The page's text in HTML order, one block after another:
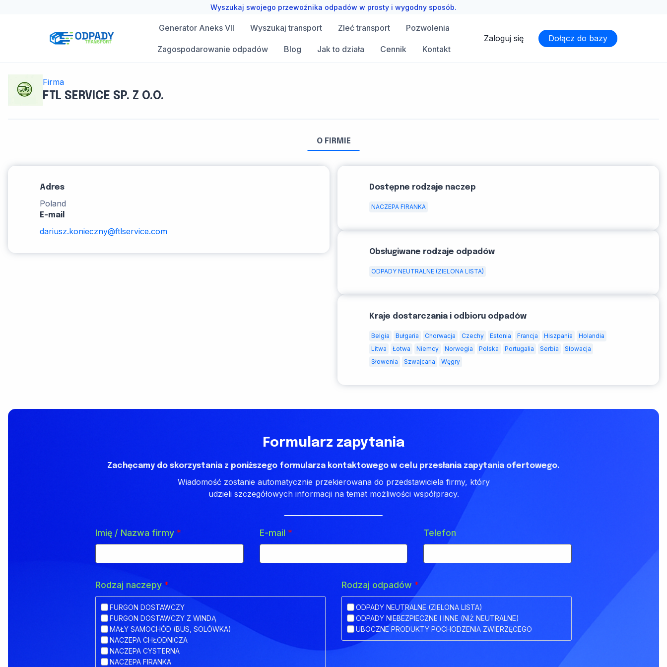
Wyszukaj swojego przewoźnika odpadów w prosty i wygodny sposób.
Generator Aneks VII Wyszukaj transport Zleć transport Pozwolenia
Zagospodarowanie odpadów Blog Jak to działa Cennik Kontakt
Zaloguj się Dołącz do bazy
Firma
FTL SERVICE SP. Z O.O.
O FIRMIE
Adres
Poland
E-mail
dariusz.konieczny@ftlservice.com
Dostępne rodzaje naczep
NACZEPA FIRANKA
Obsługiwane rodzaje odpadów
ODPADY NEUTRALNE (ZIELONA LISTA)
Kraje dostarczania i odbioru odpadów
Belgia Bułgaria Chorwacja Czechy Estonia Francja Hiszpania
Holandia
Litwa
Łotwa Niemcy Norwegia Polska Portugalia Serbia
Słowacja
Słowenia
Szwajcaria Węgry
Formularz zapytania
Zachęcamy do skorzystania z poniższego formularza kontaktowego w celu przesłania zapytania ofertowego.
Wiadomość zostanie automatycznie przekierowana do przedstawiciela firmy, który
udzieli szczegółowych informacji na temat możliwości współpracy.
Imię / Nazwa firmy * E-mail * Telefon
Rodzaj naczepy *
FURGON DOSTAWCZY
FURGON DOSTAWCZY Z WINDĄ
MAŁY SAMOCHÓD (BUS, SOLÓWKA)
NACZEPA CHŁODNICZA
NACZEPA CYSTERNA
NACZEPA FIRANKA
Rodzaj odpadów *
ODPADY NEUTRALNE (ZIELONA LISTA)
ODPADY NIEBEZPIECZNE I INNE (NIŻ NEUTRALNE)
UBOCZNE PRODUKTY POCHODZENIA ZWIERZĘCEGO